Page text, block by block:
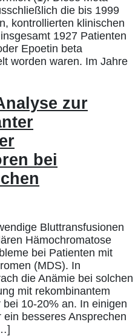
die bis 1999
kontrollierten klinischen
1927 Patienten
Epoetin beta
worden waren. Im Jahre
zur
bei
Bluttransfusionen
Hämochromatose
bei Patienten mit
(MDS). In
die Anämie bei solchen
mit rekombinantem
10-20% an. In einigen
besseres Ansprechen